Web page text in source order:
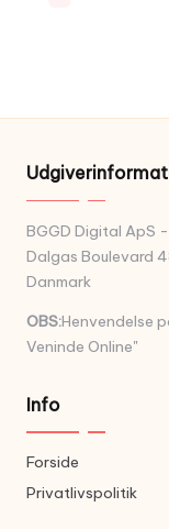
BGGD Digital ApS
Dalgas Boulevard
Danmark
OBS:Henvendelse
Veninde Online"
Info
Forside
Privatlivspolitik